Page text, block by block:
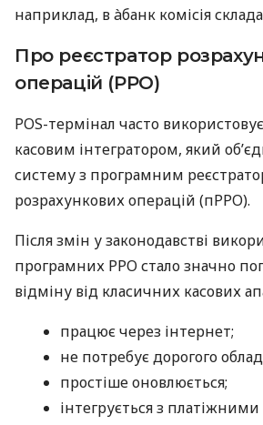
наприклад, в àбанк комісія
Про реєстратор
операцій (РРО)
POS-термінал часто
касовим інтегратором, який
систему з програмним
розрахункових операцій (пРРО).
Після змін у законодавстві
програмних РРО стало значно
відміну від класичних касових
працює через інтернет;
не потребує дорогого
простіше оновлюється;
інтегрується з